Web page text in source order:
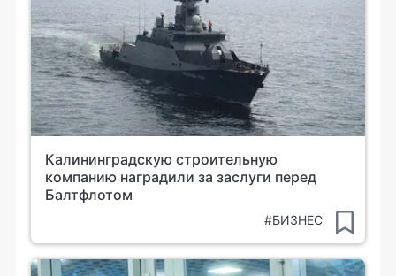
Калининградскую строительную
компанию наградили за заслуги перед
Балтфлотом
#БИЗНЕС